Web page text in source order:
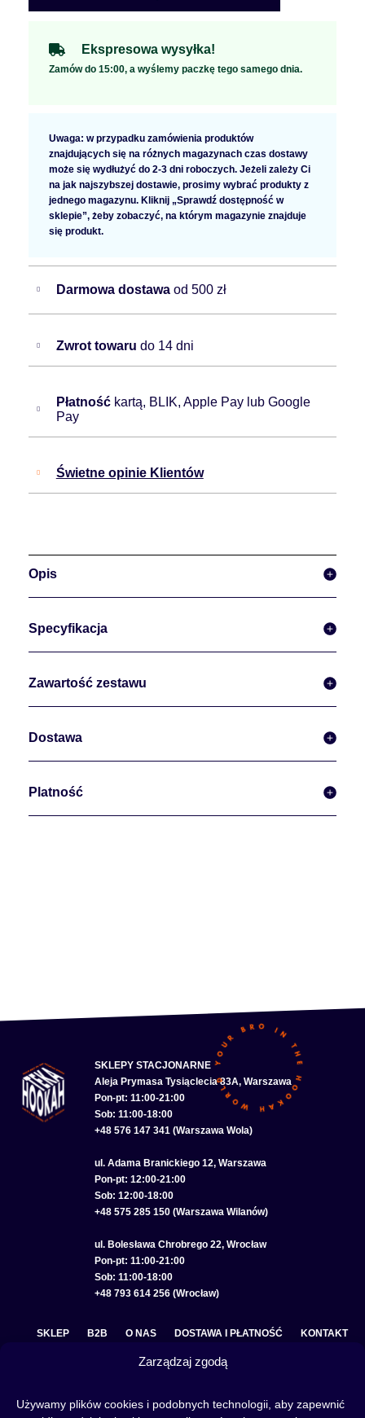
Zarządzaj zgodą
Używamy plików cookies i podobnych technologii, aby zapewnić
Ekspresowa wysyłka!
Zamów do 15:00, a wyślemy paczkę tego samego dnia.
Uwaga: w przypadku zamówienia produktów
znajdujących się na różnych magazynach czas dostawy
może się wydłużyć do 2-3 dni roboczych. Jeżeli zależy Ci
na jak najszybszej dostawie, prosimy wybrać produkty z
jednego magazynu. Kliknij „Sprawdź dostępność w
sklepie”, żeby zobaczyć, na którym magazynie znajduje
się produkt.
Darmowa dostawa od 500 zł
Zwrot towaru do 14 dni
Płatność kartą, BLIK, Apple Pay lub Google
Pay
Świetne opinie Klientów
Opis
Specyfikacja
Zawartość zestawu
Dostawa
Platność
SKLEPY STACJONARNE
Aleja Prymasa Tysiąclecia 83A, Warszawa
Pon-pt: 11:00-21:00
Sob: 11:00-18:00
+48 576 147 341 (Warszawa Wola)
ul. Adama Branickiego 12, Warszawa
Pon-pt: 12:00-21:00
Sob: 12:00-18:00
+48 575 285 150 (Warszawa Wilanów)
ul. Bolesława Chrobrego 22, Wrocław
Pon-pt: 11:00-21:00
Sob: 11:00-18:00
+48 793 614 256 (Wrocław)
SKLEP B2B O NAS DOSTAWA I PŁATNOŚĆ KONTAKT
POLITYKA PRYWATNOŚCI